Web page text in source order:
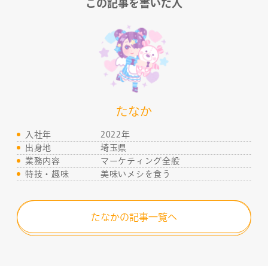
この記事を書いた人
たなか
入社年
2022年
出身地
埼玉県
業務内容
マーケティング全般
特技・趣味
美味いメシを食う
たなかの記事一覧へ